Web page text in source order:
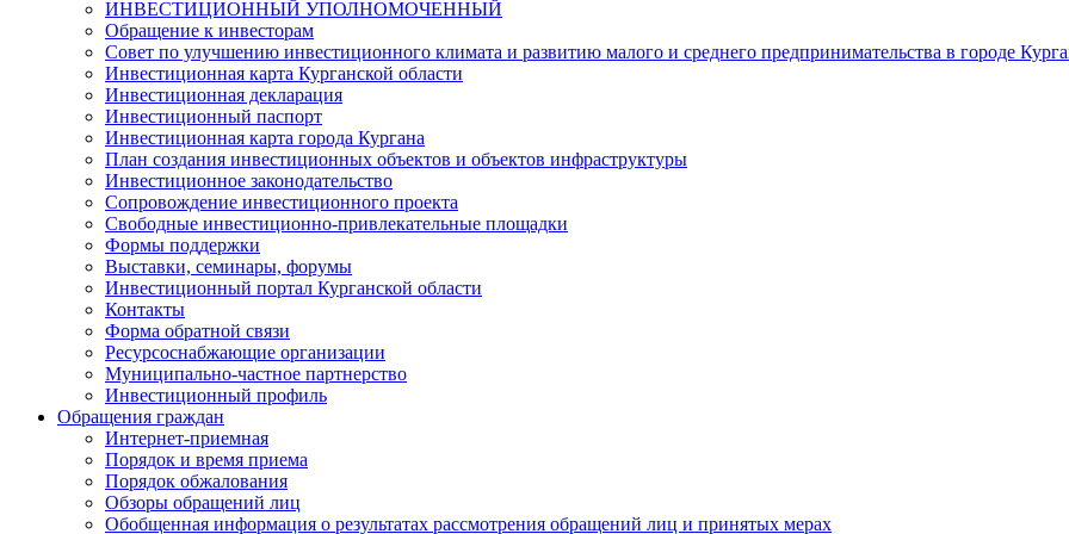
ИНВЕСТИЦИОННЫЙ УПОЛНОМОЧЕННЫЙ
Обращение к инвесторам
Совет по улучшению инвестиционного климата и развитию малого и среднего предпринимательства в городе
Инвестиционная карта Курганской области
Инвестиционная декларация
Инвестиционный паспорт
Инвестиционная карта города Кургана
План создания инвестиционных объектов и объектов инфраструктуры
Инвестиционное законодательство
Сопровождение инвестиционного проекта
Свободные инвестиционно-привлекательные площадки
Формы поддержки
Выставки, семинары, форумы
Инвестиционный портал Курганской области
Контакты
Форма обратной связи
Ресурсоснабжающие организации
Муниципально-частное партнерство
Инвестиционный профиль
Обращения граждан
Интернет-приемная
Порядок и время приема
Порядок обжалования
Обзоры обращений лиц
Обобщенная информация о результатах рассмотрения обращений лиц и принятых мерах